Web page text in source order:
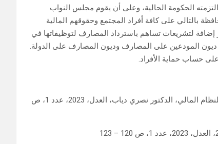
الحكومة الحالية، وعلى أن يقوم مجلس النواب
بالتالي على كافة أفراد المجتمع وحقوقهم المالية
إضافة لتشريعات تساهم باسترداد المصارف لتوظيفاتها في
ديون المودعين على المصارف وديون المصارف على الدولة.
حساب حماية الأفراد.
مصير الودائع المصرفية من خطة Lazard إلى قانون إعادة التوازن للنظام المالي، الدكتور نصري دياب، العدل، 2023، عدد 1، ص